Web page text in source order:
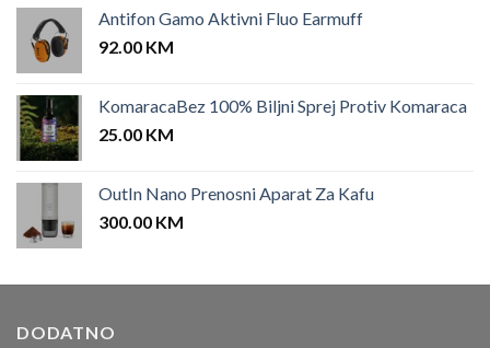
Antifon Gamo Aktivni Fluo Earmuff
92.00 KM
KomaracaBez 100% Biljni Sprej Protiv Komaraca
25.00 KM
OutIn Nano Prenosni Aparat Za Kafu
300.00 KM
DODATNO